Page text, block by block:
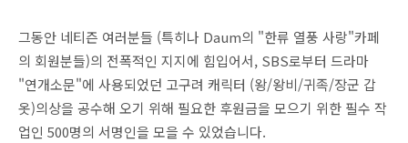
그동안 네티즌 여러분들 (특히나 Daum의 "한류 열풍 사랑"카페
의 회원분들)의 전폭적인 지지에 힘입어서, SBS로부터 드라마
"연개소문"에 사용되었던 고구려 캐릭터 (왕/왕비/귀족/장군 갑
옷)의상을 공수해 오기 위해 필요한 후원금을 모으기 위한 필수 작
업인 500명의 서명인을 모을 수 있었습니다.